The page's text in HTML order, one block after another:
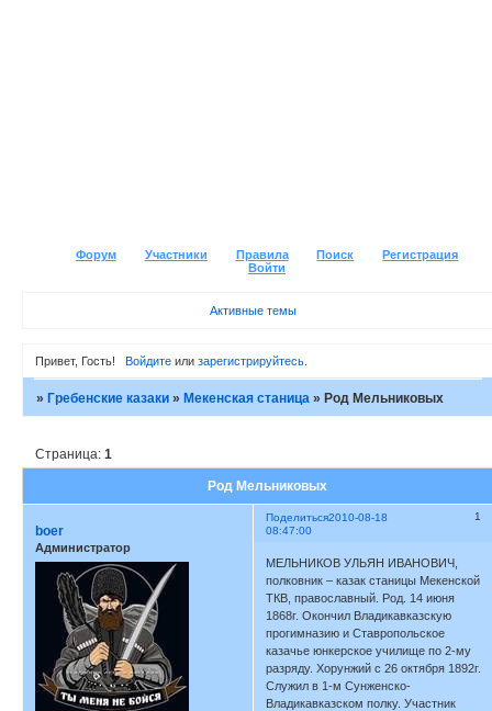
Форум Участники Правила Поиск
Регистрация
Войти
Активные темы
Привет, Гость! Войдитеили зарегистрируйтесь.
»Гребенские казаки »Мекенская станица »Род Мельниковых
Род Мельниковых
Страница:1
Поделиться 1
2010-08-18
08:47:00
boer
Администратор
МЕЛЬНИКОВ УЛЬЯН ИВАНОВИЧ,
полковник – казак станицы Мекенской
ТКВ, православный. Род. 14 июня
1868г. Окончил Владикавказскую
прогимназию и Ставропольское
казачье юнкерское училище по 2-му
разряду. Хорунжий с 26 октября 1892г.
Служил в 1-м Сунженско-
Владикавказском полку. Участник